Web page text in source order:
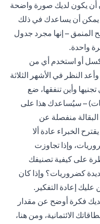
أن يكون لديك صورة واضحة
يمكن أن يساعدك في ذلك
المنمق – إنها مجرد جدول
واحدة.
أو استخدم أي من
النظر في الأشهر الثلاثة
وأين تنفقها، ضع
– سيُساعدك هذا على
منفصلة عن
الخبراء عادة ألا
للضروريات، وإذا تجاوزت
على كيفية تصنيفك
كضروريات؟ وإذا كان
إعادة التفكير.
فكرة أوضح عن مقدار
الائتمانية، ومن هنا،